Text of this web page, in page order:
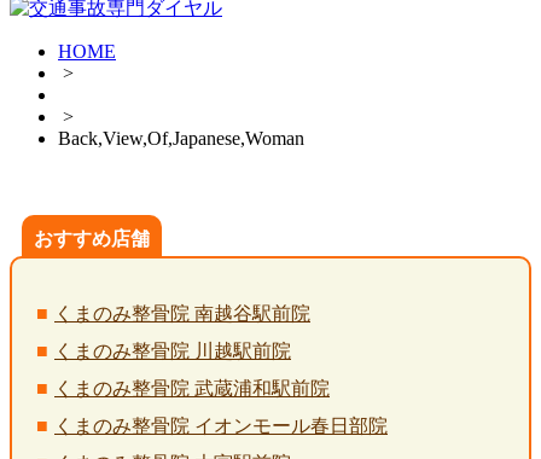
HOME
>
>
Back,View,Of,Japanese,Woman
おすすめ店舗
くまのみ整骨院 南越谷駅前院
くまのみ整骨院 川越駅前院
くまのみ整骨院 武蔵浦和駅前院
くまのみ整骨院 イオンモール春日部院